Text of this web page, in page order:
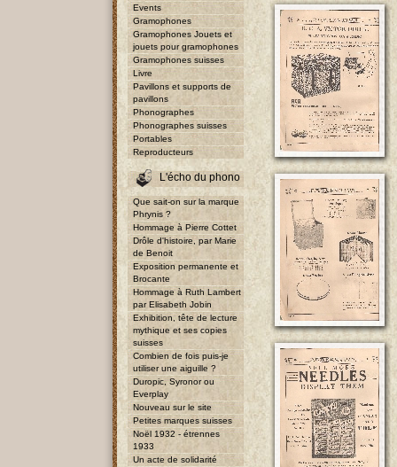
Events
Gramophones
Gramophones Jouets et
jouets pour gramophones
Gramophones suisses
Livre
Pavillons et supports de
pavillons
Phonographes
Phonographes suisses
Portables
Reproducteurs
L'écho du phono
Que sait-on sur la marque
Phrynis ?
Hommage à Pierre Cottet
Drôle d'histoire, par Marie
de Benoit
Exposition permanente et
Brocante
Hommage à Ruth Lambert
par Elisabeth Jobin
Exhibition, tête de lecture
mythique et ses copies
suisses
Combien de fois puis-je
utiliser une aiguille ?
Duropic, Syronor ou
Everplay
Nouveau sur le site
Petites marques suisses
Noël 1932 - étrennes
1933
Un acte de solidarité